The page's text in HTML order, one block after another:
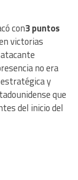
con3 puntos
victorias
no era
y
que
del inicio del